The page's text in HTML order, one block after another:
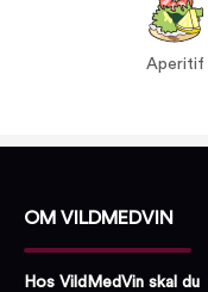
Aperitif
OM VILDMEDVIN
Hos VildMedVin skal du